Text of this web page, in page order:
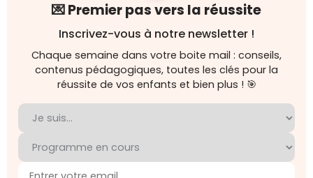
💌 Premier pas vers la réussite
Inscrivez-vous à notre newsletter !
Chaque semaine dans votre boite mail : conseils,
contenus pédagogiques, toutes les clés pour la
réussite de vos enfants et bien plus ! 🎯